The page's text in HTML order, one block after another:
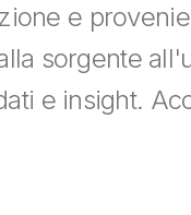
e
sorgente
e insight.